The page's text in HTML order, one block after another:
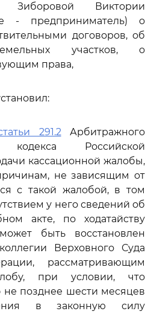
Зиборовой Виктории
- предприниматель) о
договоров, об
участков, о
права,
291.2Арбитражного
кодекса Российской
кассационной жалобы,
не зависящим от
с такой жалобой, в том
у него сведений об
акте, по ходатайству
быть восстановлен
Верховного Суда
рассматривающим
при условии, что
не позднее шести месяцев
в законную силу